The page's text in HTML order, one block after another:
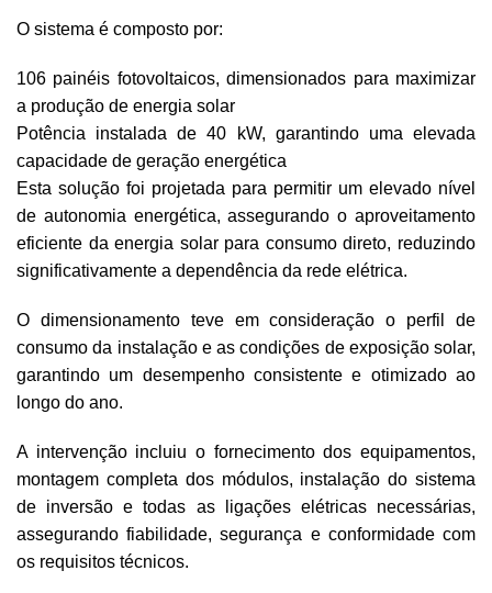
O sistema é composto por:
106 painéis fotovoltaicos, dimensionados para maximizar
a produção de energia solar
Potência instalada de 40 kW, garantindo uma elevada
capacidade de geração energética
Esta solução foi projetada para permitir um elevado nível
de autonomia energética, assegurando o aproveitamento
eficiente da energia solar para consumo direto, reduzindo
significativamente a dependência da rede elétrica.
O dimensionamento teve em consideração o perfil de
consumo da instalação e as condições de exposição solar,
garantindo um desempenho consistente e otimizado ao
longo do ano.
A intervenção incluiu o fornecimento dos equipamentos,
montagem completa dos módulos, instalação do sistema
de inversão e todas as ligações elétricas necessárias,
assegurando fiabilidade, segurança e conformidade com
os requisitos técnicos.